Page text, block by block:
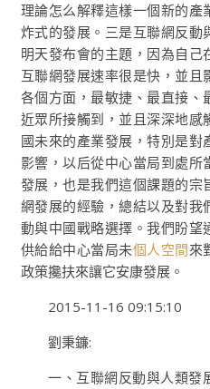
理論怎么解釋這樣一個新的
炸式的發展。三是互聯網反
明天發布會的主題，因為自己
互聯網發展速率很是快，並且
各個方面，最敏捷、最直接、
近眾所接觸到，並且深深地感
國未來的產業發展，特別是對
影響，以后從中心當局到處
發展，也是我們這個課題的
網發展的經驗，總結以及對我
動與中國戰略選擇。我們盼望
供給給中心當局未個人空間來
政策攙扶來讓它安康發展。
2015-11-16 09:15:10
劉秉鐮:
一、互聯網反動與人類發